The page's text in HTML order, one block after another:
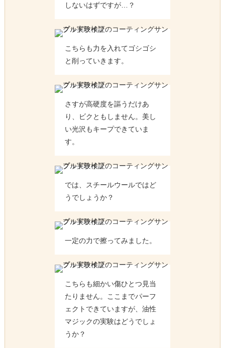
しないはずですが…？
こちらも力を入れてゴシゴシ
と削っていきます。
さすが高硬度を謳うだけあ
り、ビクともしません。美し
い光沢もキープできていま
す。
では、スチールウールではど
うでしょうか？
一定の力で擦ってみました。
こちらも細かい傷ひとつ見当
たりません。ここまでパーフ
ェクトできていますが、油性
マジックの実験はどうでしょ
うか？